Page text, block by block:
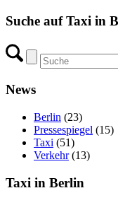
Suche auf Taxi in
News
Berlin (23)
Pressespiegel (15)
Taxi (51)
Verkehr(13)
Taxi in Berlin